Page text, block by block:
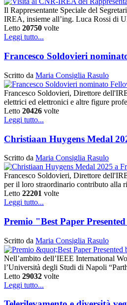
Il Rappresentante Speciale del
IREA, insieme all’ing. Luca Rossi di
Letto 20750 volte
Leggi tutto...
Francesco Soldovieri
Scritto da Maria Consiglia Rasulo
Francesco Soldovieri, Direttore
elettrici ed elettronici e altre figure
Letto 20426 volte
Leggi tutto...
Christiaan Huygens Medal
Scritto da Maria Consiglia Rasulo
Francesco Soldovieri, Direttore
per il loro straordinario contributo alla
Letto 22201 volte
Leggi tutto...
Premio "Best Paper
Scritto da Maria Consiglia Rasulo
Nell’ambito dell’IEEE International
l’Università degli Studi di Napoli
Letto 29032 volte
Leggi tutto...